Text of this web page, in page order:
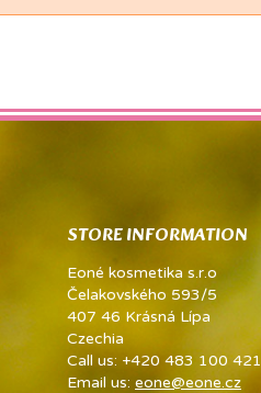
STORE INFORMATION
Eoné kosmetika s.r.o
Čelakovského 593/5
407 46 Krásná Lípa
Czechia
Call us: +420 483 100 421
Email us: eone@eone.cz